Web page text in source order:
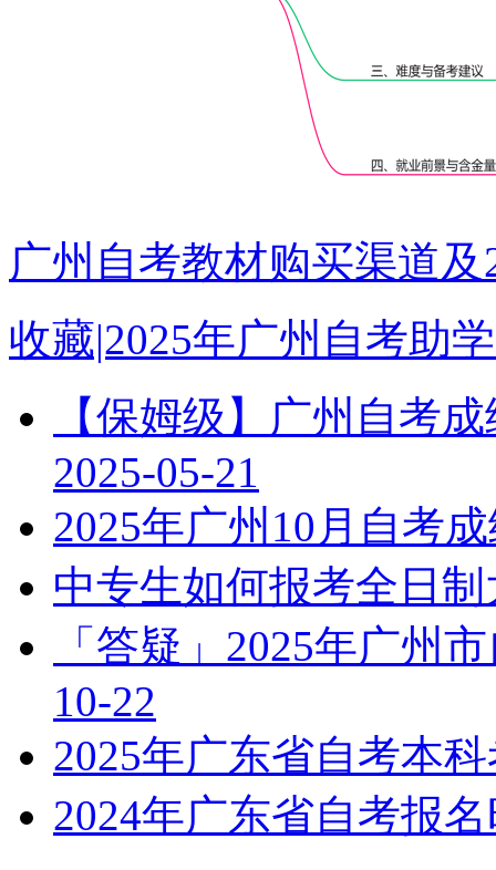
广州自考教材购买渠道
收藏|2025年广州自考助
【保姆级】广州自考
2025-05-21
2025年广州10月自考
中专生如何报考全日
「答疑」2025年广州
10-22
2025年广东省自考本
2024年广东省自考报